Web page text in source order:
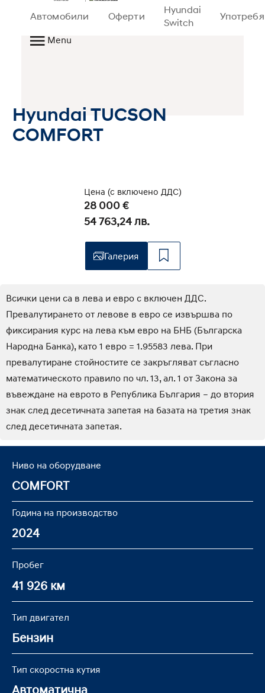
Автомобили Оферти
Hyundai
Switch
Menu
Hyundai TUCSON
COMFORT
Цена (с включено ДДС)
28 000 €
54 763,24 лв.
Галерия
Всички цени са в лева и евро с включен ДДС.
Превалутирането от левове в евро се извършва по
фиксирания курс на лева към евро на БНБ (Българска
Народна Банка), като 1 евро = 1.95583 лева. При
превалутиране стойностите се закръгляват съгласно
математическото правило по чл. 13, ал. 1 от Закона за
въвеждане на еврото в Република България – до втория
знак след десетичната запетая на базата на третия знак
след десетичната запетая.
Ниво на оборудване
COMFORT
Година на производство
2024
Пробег
41 926 км
Тип двигател
Бензин
Тип скоростна кутия